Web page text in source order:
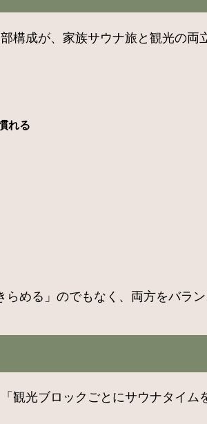
成が、家族サウナ旅と観光の両
れる
める」のでもなく、両方をバラン
光ブロックごとにサウナタイム